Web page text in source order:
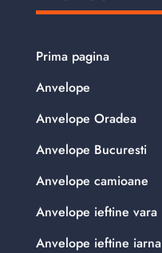
Prima pagina
Anvelope
Anvelope Oradea
Anvelope Bucuresti
Anvelope camioane
Anvelope ieftine vara
Anvelope ieftine iarna